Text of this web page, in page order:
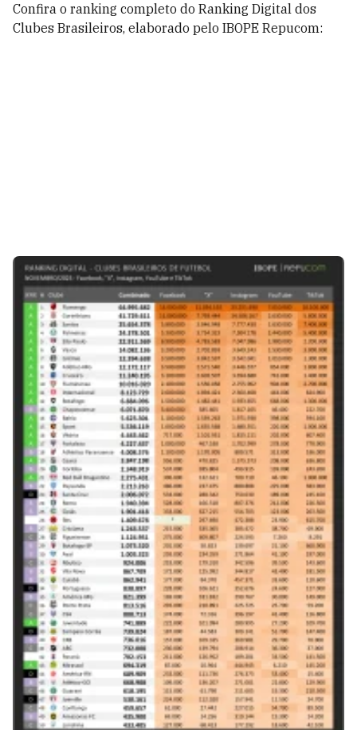
Confira o ranking completo do Ranking Digital dos
Clubes Brasileiros, elaborado pelo IBOPE Repucom: